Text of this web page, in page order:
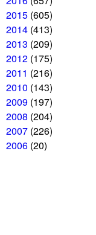
2015 (605)
2014 (413)
2013 (209)
2012 (175)
2011 (216)
2010 (143)
2009 (197)
2008 (204)
2007 (226)
2006 (20)